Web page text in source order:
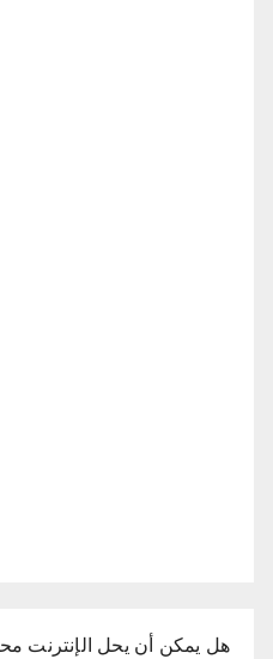
هل يمكن أن يحل الإنترنت